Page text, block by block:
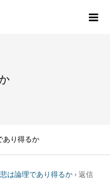
あり得るか
は論理であり得るか › 返信